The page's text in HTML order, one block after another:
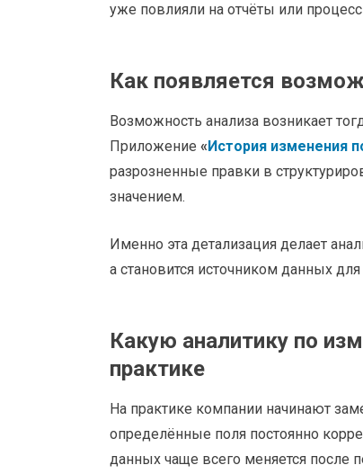
уже повлияли на отчёты или
Как появляется
Возможность анализа возникает
Приложение «История изменения
разрозненные правки в
значением.
Именно эта детализация делает
а становится источником данных для
Какую аналитику по
практике
На практике компании начинают
определённые поля постоянно
данных чаще всего меняется после